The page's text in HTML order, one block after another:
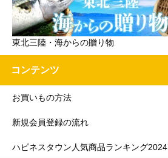
東北三陸・海からの贈り物
コンテンツ
お買いもの方法
新規会員登録の流れ
ハピネスタウン人気商品ランキング2024